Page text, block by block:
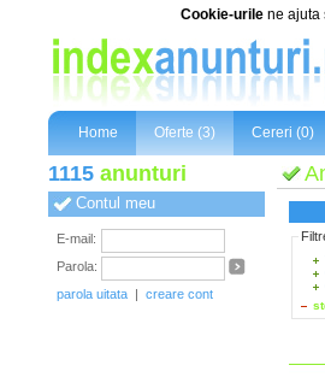
Cookie-urile ne ajuta
Home Oferte (3) Cereri (0)
1115 anunturi
Contul meu
E-mail:
Parola:
parola uitata | creare cont